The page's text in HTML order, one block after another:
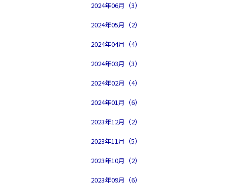
2024年06月（3）
2024年05月（2）
2024年04月（4）
2024年03月（3）
2024年02月（4）
2024年01月（6）
2023年12月（2）
2023年11月（5）
2023年10月（2）
2023年09月（6）